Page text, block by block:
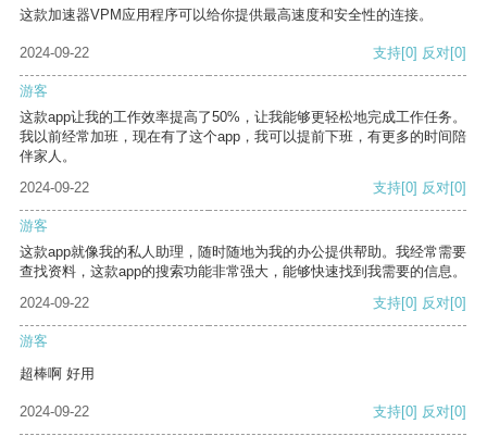
这款加速器VPM应用程序可以给你提供最高速度和安全性的连接。
2024-09-22 支持[0] 反对[0]
游客
这款app让我的工作效率提高了50%，让我能够更轻松地完成工作任务。
我以前经常加班，现在有了这个app，我可以提前下班，有更多的时间陪
伴家人。
2024-09-22
支持[0] 反对[0]
游客
这款app就像我的私人助理，随时随地为我的办公提供帮助。我经常需要
查找资料，这款app的搜索功能非常强大，能够快速找到我需要的信息。
2024-09-22
支持[0] 反对[0]
游客
超棒啊 好用
2024-09-22 支持[0] 反对[0]